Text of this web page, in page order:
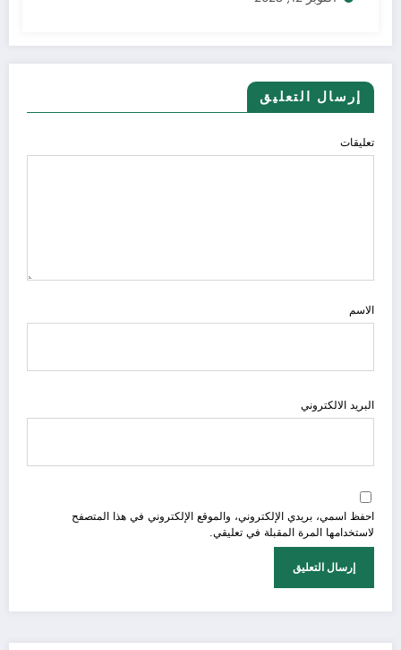
إرسال التعليق
تعليقات
الاسم
البريد الالكتروني
احفظ اسمي، بريدي الإلكتروني، والموقع الإلكتروني في هذا المتصفح
لاستخدامها المرة المقبلة في تعليقي.